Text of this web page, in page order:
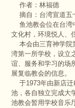
作者：林福德
摘自：台湾宣道五
鱼池教会位在台湾
文化村，环境悦人、
本会由三育神学院
湾第一所学校，设立
谊、服务和学习的场
展复临教会的信息。
于1973年由新店迁
池，各自独立完成大
池教会暂用学校音乐